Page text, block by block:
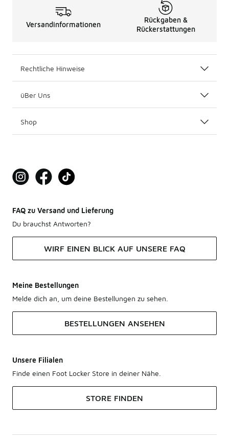
Versandinformationen
Rückgaben &
Rückerstattungen
Rechtliche Hinweise
üBer Uns
Shop
FAQ zu Versand und Lieferung
Du brauchst Antworten?
WIRF EINEN BLICK AUF UNSERE FAQ
Meine Bestellungen
Melde dich an, um deine Bestellungen zu sehen.
BESTELLUNGEN ANSEHEN
Unsere Filialen
Finde einen Foot Locker Store in deiner Nähe.
STORE FINDEN